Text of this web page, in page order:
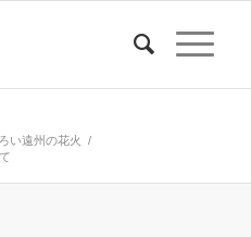
い遠州の花火
/